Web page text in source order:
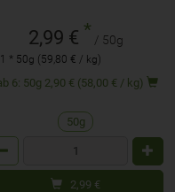
2,99 € * / 50g
1 * 50g (59,80 € / kg)
ab 6: 50g 2,90 € (58,00 € / kg)
50g
2,99 €